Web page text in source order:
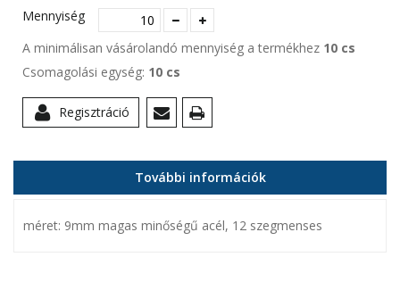
Mennyiség
A minimálisan vásárolandó mennyiség a termékhez 10 cs
Csomagolási egység: 10 cs
Regisztráció
További információk
méret: 9mm magas minőségű acél, 12 szegmenses